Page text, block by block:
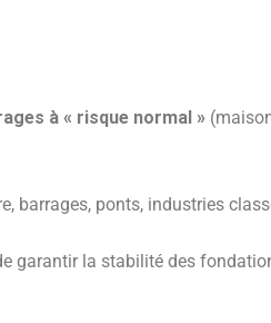
à « risque normal »
barrages, ponts, industries
garantir la stabilité des